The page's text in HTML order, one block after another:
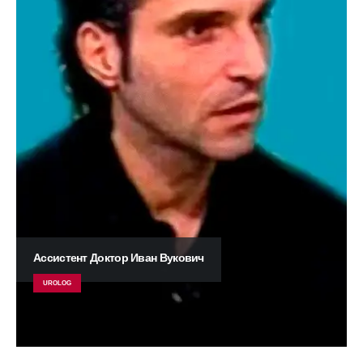
Ассистент Доктор Иван Вукович
UROLOG